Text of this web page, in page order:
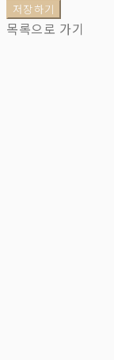
저장하기
목록으로 가기